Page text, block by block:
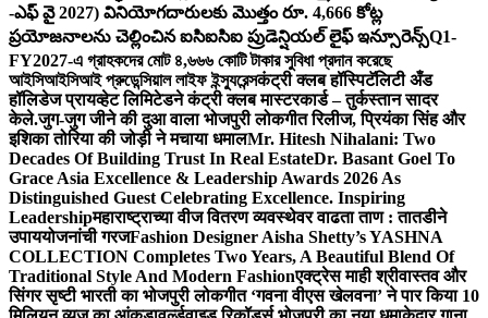
-ఎఫ్ వై 2027) వినియోగదారులకు మొత్తం రూ. 4,666 కోట్ల
ప్రయోజనాలను చెల్లించిన ఐసిఐసిఐ ప్రుడెన్షియల్ లైఫ్ ఇన్సూరెన్స్Q1-
FY2027-এ গ্রাহকদের মোট ৪,৬৬৬ কোটি টাকার সুবিধা প্রদান করেছে
আইসিআইসিআই প্রুডেন্সিয়াল লাইফ ইন্স্যুরেন্সकंट्री क्लब हॉस्पिटॅलिटी अँड
हॉलिडेज प्रायव्हेट लिमिटेडने कंट्री क्लब मास्टरकार्ड – तुर्कस्तान सादर
केले.जुग-जुग जीने की दुआ वाला भोजपुरी लोकगीत रिलीज, प्रियंका सिंह और
इशिका तोरिया की जोड़ी ने मचाया धमालMr. Hitesh Nihalani: Two
Decades Of Building Trust In Real EstateDr. Basant Goel To
Grace Asia Excellence & Leadership Awards 2026 As
Distinguished Guest Celebrating Excellence. Inspiring
Leadershipमहाराष्ट्राच्या वीज वितरण व्यवस्थेवर वाढता ताण : तातडीने
उपाययोजनांची गरजFashion Designer Aisha Shetty’s YASHNA
COLLECTION Completes Two Years, A Beautiful Blend Of
Traditional Style And Modern Fashionएक्ट्रेस माही श्रीवास्तव और
सिंगर सृष्टी भारती का भोजपुरी लोकगीत ‘गवना वीएस खेलवना’ ने पार किया 10